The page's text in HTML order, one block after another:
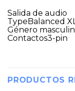
Salida de audio
TypeBalanced
Género
Contactos3-pin
PRODUCTOS